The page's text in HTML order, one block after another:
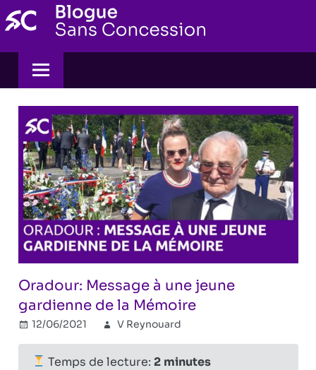
Skip
to
content
Oradour: Message à une jeune
gardienne de la Mémoire
12/06/2021 V Reynouard
fermés
Temps de lecture: 2 minutes